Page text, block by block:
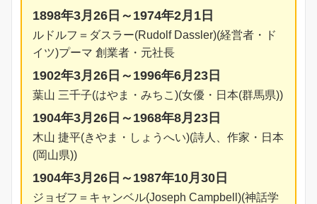
1898年3月26日～1974年2月1日
ルドルフ＝ダスラー(Rudolf Dassler)(経営者・ド
イツ)プーマ 創業者・元社長
1902年3月26日～1996年6月23日
葉山 三千子(はやま・みちこ)(女優・日本(群馬県))
1904年3月26日～1968年8月23日
木山 捷平(きやま・しょうへい)(詩人、作家・日本
(岡山県))
1904年3月26日～1987年10月30日
ジョゼフ＝キャンベル(Joseph Campbell)(神話学